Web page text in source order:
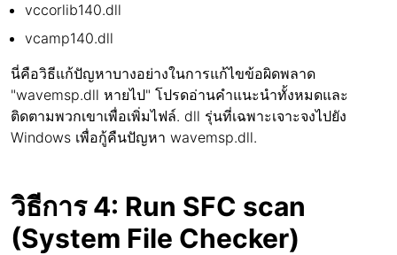
vccorlib140.dll
vcamp140.dll
นี่คือวิธีแก้ปัญหาบางอย่างในการแก้ไขข้อผิดพลาด
"wavemsp.dll หายไป" โปรดอ่านคำแนะนำทั้งหมดและ
ติดตามพวกเขาเพื่อเพิ่มไฟล์. dll รุ่นที่เฉพาะเจาะจงไปยัง
Windows เพื่อกู้คืนปัญหา wavemsp.dll.
วิธีการ 4: Run SFC scan
(System File Checker)